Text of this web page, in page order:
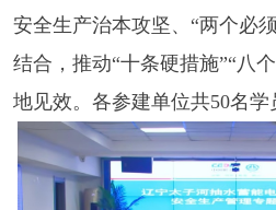
安全生产治本攻坚、“两个必
结合，推动“十条硬措施”“八
地见效。各参建单位共50名学